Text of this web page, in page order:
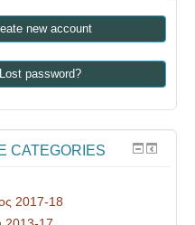
new account
Lost password?
CATEGORIES
2017-18